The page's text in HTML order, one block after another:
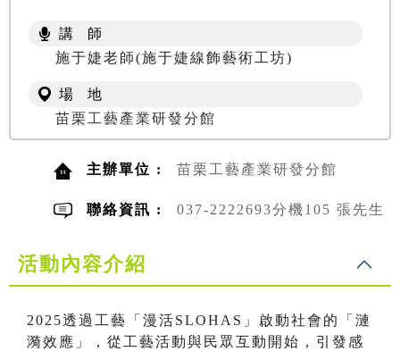
講 師
施于婕老師(施于婕線飾藝術工坊)
場 地
苗栗工藝產業研發分館
主辦單位 : 苗栗工藝產業研發分館
聯絡資訊 : 037-2222693分機105 張先生
活動內容介紹
2025透過工藝「漫活SLOHAS」啟動社會的「漣
漪效應」，從工藝活動與民眾互動開始，引發感